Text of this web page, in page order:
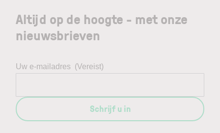
Altijd op de hoogte - met onze
nieuwsbrieven
Uw e-mailadres (Vereist)
Schrijf u in